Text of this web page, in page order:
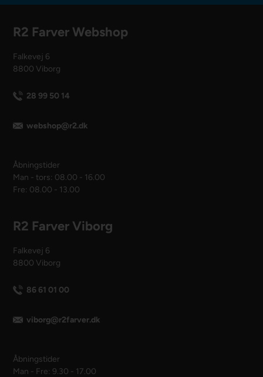
R2 Farver Webshop
Falkevej 6
8800 Viborg
28 99 50 14
webshop@r2.dk
Åbningstider
Man - tors: 08.00 - 16.00
Fre: 08.00 - 13.00
R2 Farver Viborg
Falkevej 6
8800 Viborg
86 61 01 00
viborg@r2farver.dk
Åbningstider
Man - Fre: 9.30 - 17.00